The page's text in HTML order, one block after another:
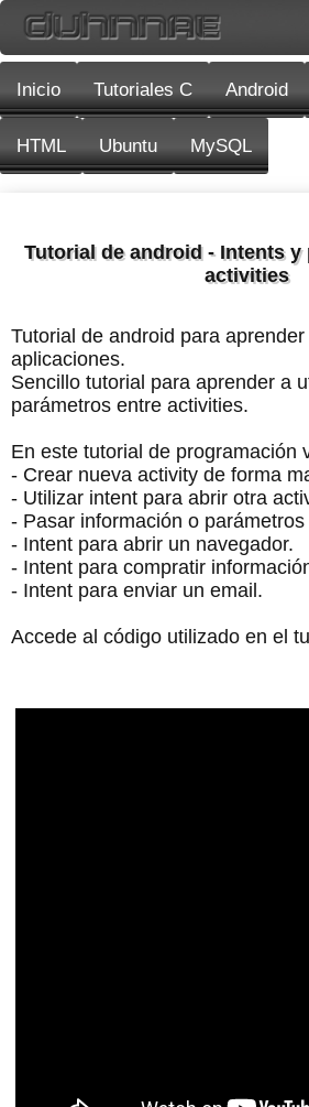
Inicio Tutoriales C Android
HTML Ubuntu MySQL
Tutorial de android - Intents y
activities
Tutorial de android para
aplicaciones.
Sencillo tutorial para aprender a
parámetros entre activities.
En este tutorial de programación
- Crear nueva activity de forma
- Utilizar intent para abrir otra
- Pasar información o
- Intent para abrir un navegador.
- Intent para compratir
- Intent para enviar un email.
Accede al código utilizado en el